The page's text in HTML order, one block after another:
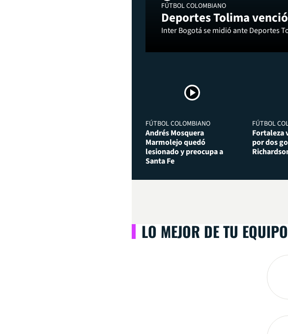
FÚTBOL COLOMBIANO
Deportes Tolima
Inter Bogotá se midió ante Deportes
FÚTBOL COLOMBIANO
Andrés Mosquera
Marmolejo quedó
lesionado y preocupa a
Santa Fe
FÚTBOL
Fortaleza
por dos
LO MEJOR DE TU EQUIPO